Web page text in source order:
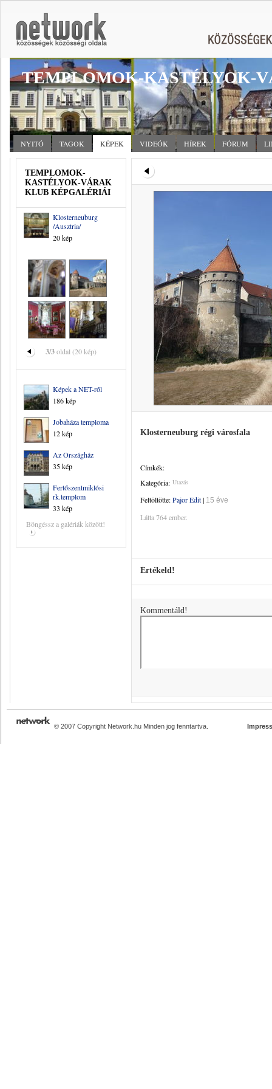
TEMPLOMOK-KASTÉLYOK-
NYITÓ TAGOK KÉPEK VIDEÓK HÍREK FÓRUM
TEMPLOMOK-
KASTÉLYOK-VÁRAK
KLUB KÉPGALÉRIÁI
Klosterneuburg
/Ausztria/
20 kép
3/3oldal (20 kép)
Képek a NET-ről
186 kép
Jobaháza temploma
12 kép
Az Országház
35 kép
Fertőszentmiklósi
rk.templom
33 kép
Böngéssz a galériák között!
Klosterneuburg régi városfala
Címkék:
Kategória: Utazás
Feltöltötte:Pajor Edit| 15 éve
Látta 764 ember.
Értékeld!
Kommentáld!
© 2007 Copyright Network.hu Minden jog fenntartva.